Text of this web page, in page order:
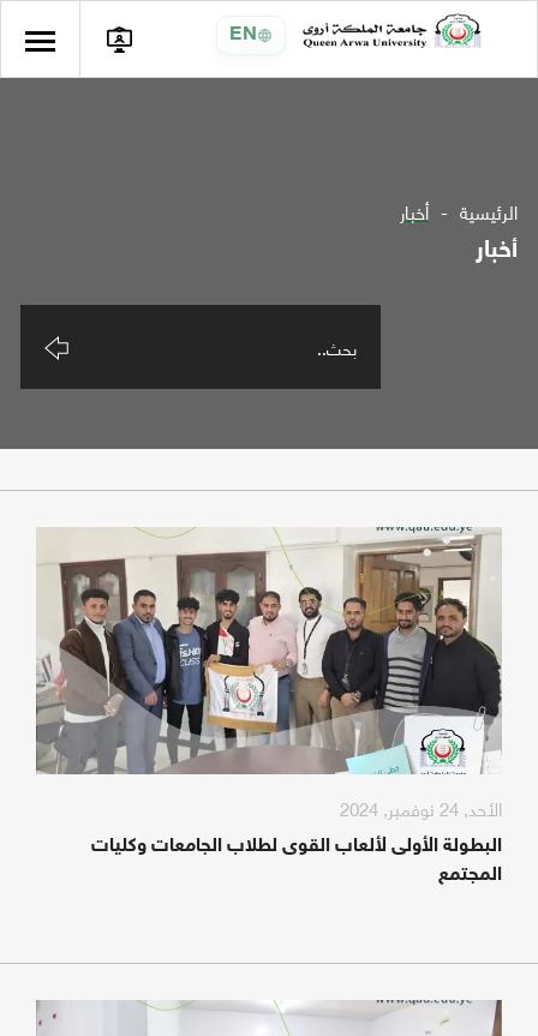
EN
الرئيسية أخبار
أخبار
الأحد, 24 نوفمبر, 2024
البطولة الأولى لألعاب القوى لطلاب الجامعات وكليات
المجتمع